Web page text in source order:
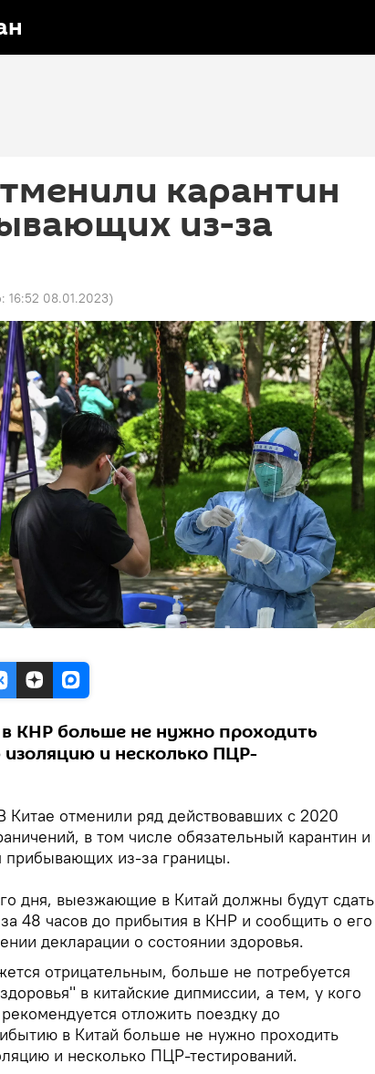
карантин
из-за
16:52 08.01.2023)
КНР больше не нужно проходить
и несколько ПЦР-
Китае отменили ряд действовавших с 2020
в том числе обязательный карантин и
прибывающих из-за границы.
дня, выезжающие в Китай должны будут сдать
48 часов до прибытия в КНР и сообщить о его
декларации о состоянии здоровья.
отрицательным, больше не потребуется
в китайские дипмиссии, а тем, у кого
отложить поездку до
в Китай больше не нужно проходить
и несколько ПЦР-тестирований.